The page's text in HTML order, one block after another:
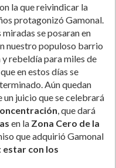
la que reivindicar la
protagonizó Gamonal.
se posaran en
nuestro populoso barrio
rebeldí­a para miles de
en estos dí­as se
Aún quedan
un juicio que se celebrará
, que dará
en la Zona Cero de la
que adquirió Gamonal
estar con los